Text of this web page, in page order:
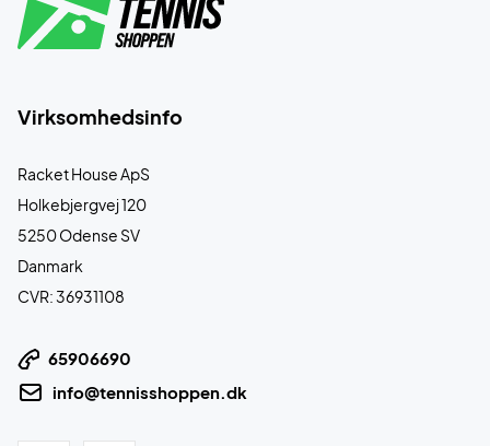
Virksomhedsinfo
Racket House ApS
Holkebjergvej 120
5250 Odense SV
Danmark
CVR: 36931108
65906690
info@tennisshoppen.dk